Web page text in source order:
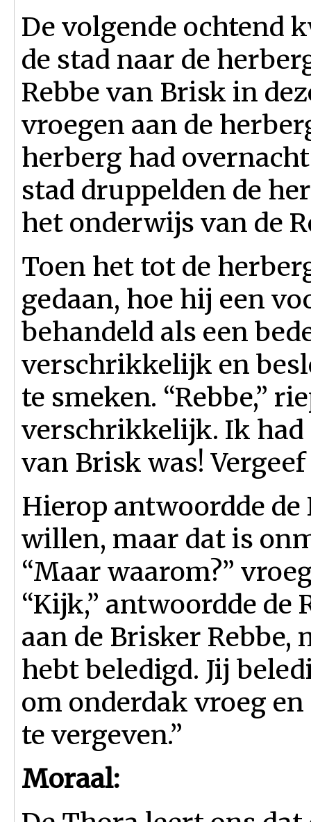
De volgende ochtend
de stad naar de
Rebbe van Brisk in
vroegen aan de
herberg had
stad druppelden de
het onderwijs van de
Toen het tot de
gedaan, hoe hij een
behandeld als een
verschrikkelijk en
te smeken. “Rebbe,”
verschrikkelijk. Ik had
van Brisk was!
Hierop antwoordde de
willen, maar dat is
“Maar waarom?”
“Kijk,” antwoordde de
aan de Brisker Rebbe,
hebt beledigd. Jij
om onderdak vroeg
te vergeven.”
Moraal: